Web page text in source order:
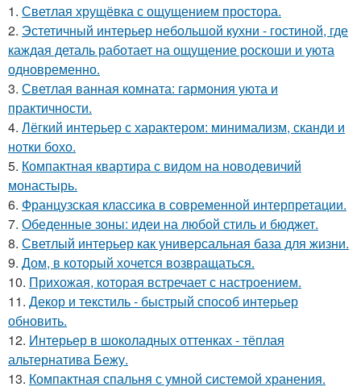
1. Светлая хрущёвка с ощущением простора.
2. Эстетичный интерьер небольшой кухни - гостиной, где
каждая деталь работает на ощущение роскоши и уюта
одновременно.
3. Светлая ванная комната: гармония уюта и
практичности.
4. Лёгкий интерьер с характером: минимализм, сканди и
нотки бохо.
5. Компактная квартира с видом на новодевичий
монастырь.
6. Французская классика в современной интерпретации.
7. Обеденные зоны: идеи на любой стиль и бюджет.
8. Светлый интерьер как универсальная база для жизни.
9. Дом, в который хочется возвращаться.
10. Прихожая, которая встречает с настроением.
11. Декор и текстиль - быстрый способ интерьер
обновить.
12. Интерьер в шоколадных оттенках - тёплая
альтернатива Бежу.
13. Компактная спальня с умной системой хранения.